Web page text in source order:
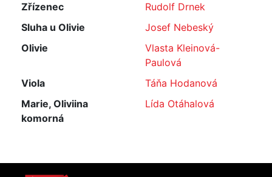
Zřízenec
Rudolf Drnek
Sluha u Olivie
Josef Nebeský
Olivie
Vlasta Kleinová-
Paulová
Viola
Táňa Hodanová
Marie, Oliviina
komorná
Lída Otáhalová